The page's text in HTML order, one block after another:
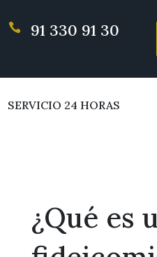
 91 330 91 30
SERVICIO 24 HORAS
¿Qué es